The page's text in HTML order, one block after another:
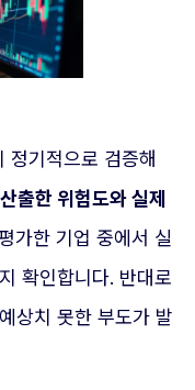
정기적으로 검증해
출한 위험도와 실제
가한 기업 중에서 실
확인합니다. 반대로
상치 못한 부도가 발